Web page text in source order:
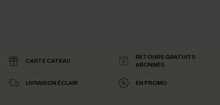
CARTE CATEAU
RETOURS GRATUITS
ABONNÉS
LIVRAISON ÉCLAIR EN PROMO